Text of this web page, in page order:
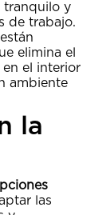
tranquilo y
de trabajo.
elimina el
el interior
ambiente
la
las